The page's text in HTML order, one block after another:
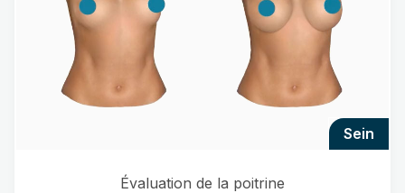
sein
Évaluation de la poitrine